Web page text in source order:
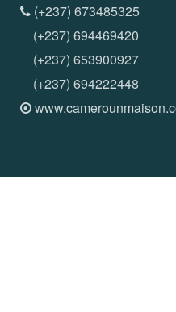
(+237) 673485325
(+237) 694469420
(+237) 653900927
(+237) 694222448